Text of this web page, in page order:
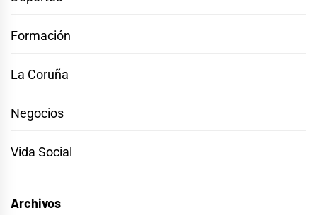
Formación
La Coruña
Negocios
Vida Social
Archivos